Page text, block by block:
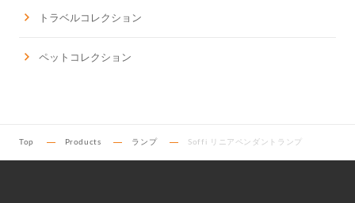
トラベルコレクション
ペットコレクション
Top Products ランプ Soffi リニアペンダントランプ